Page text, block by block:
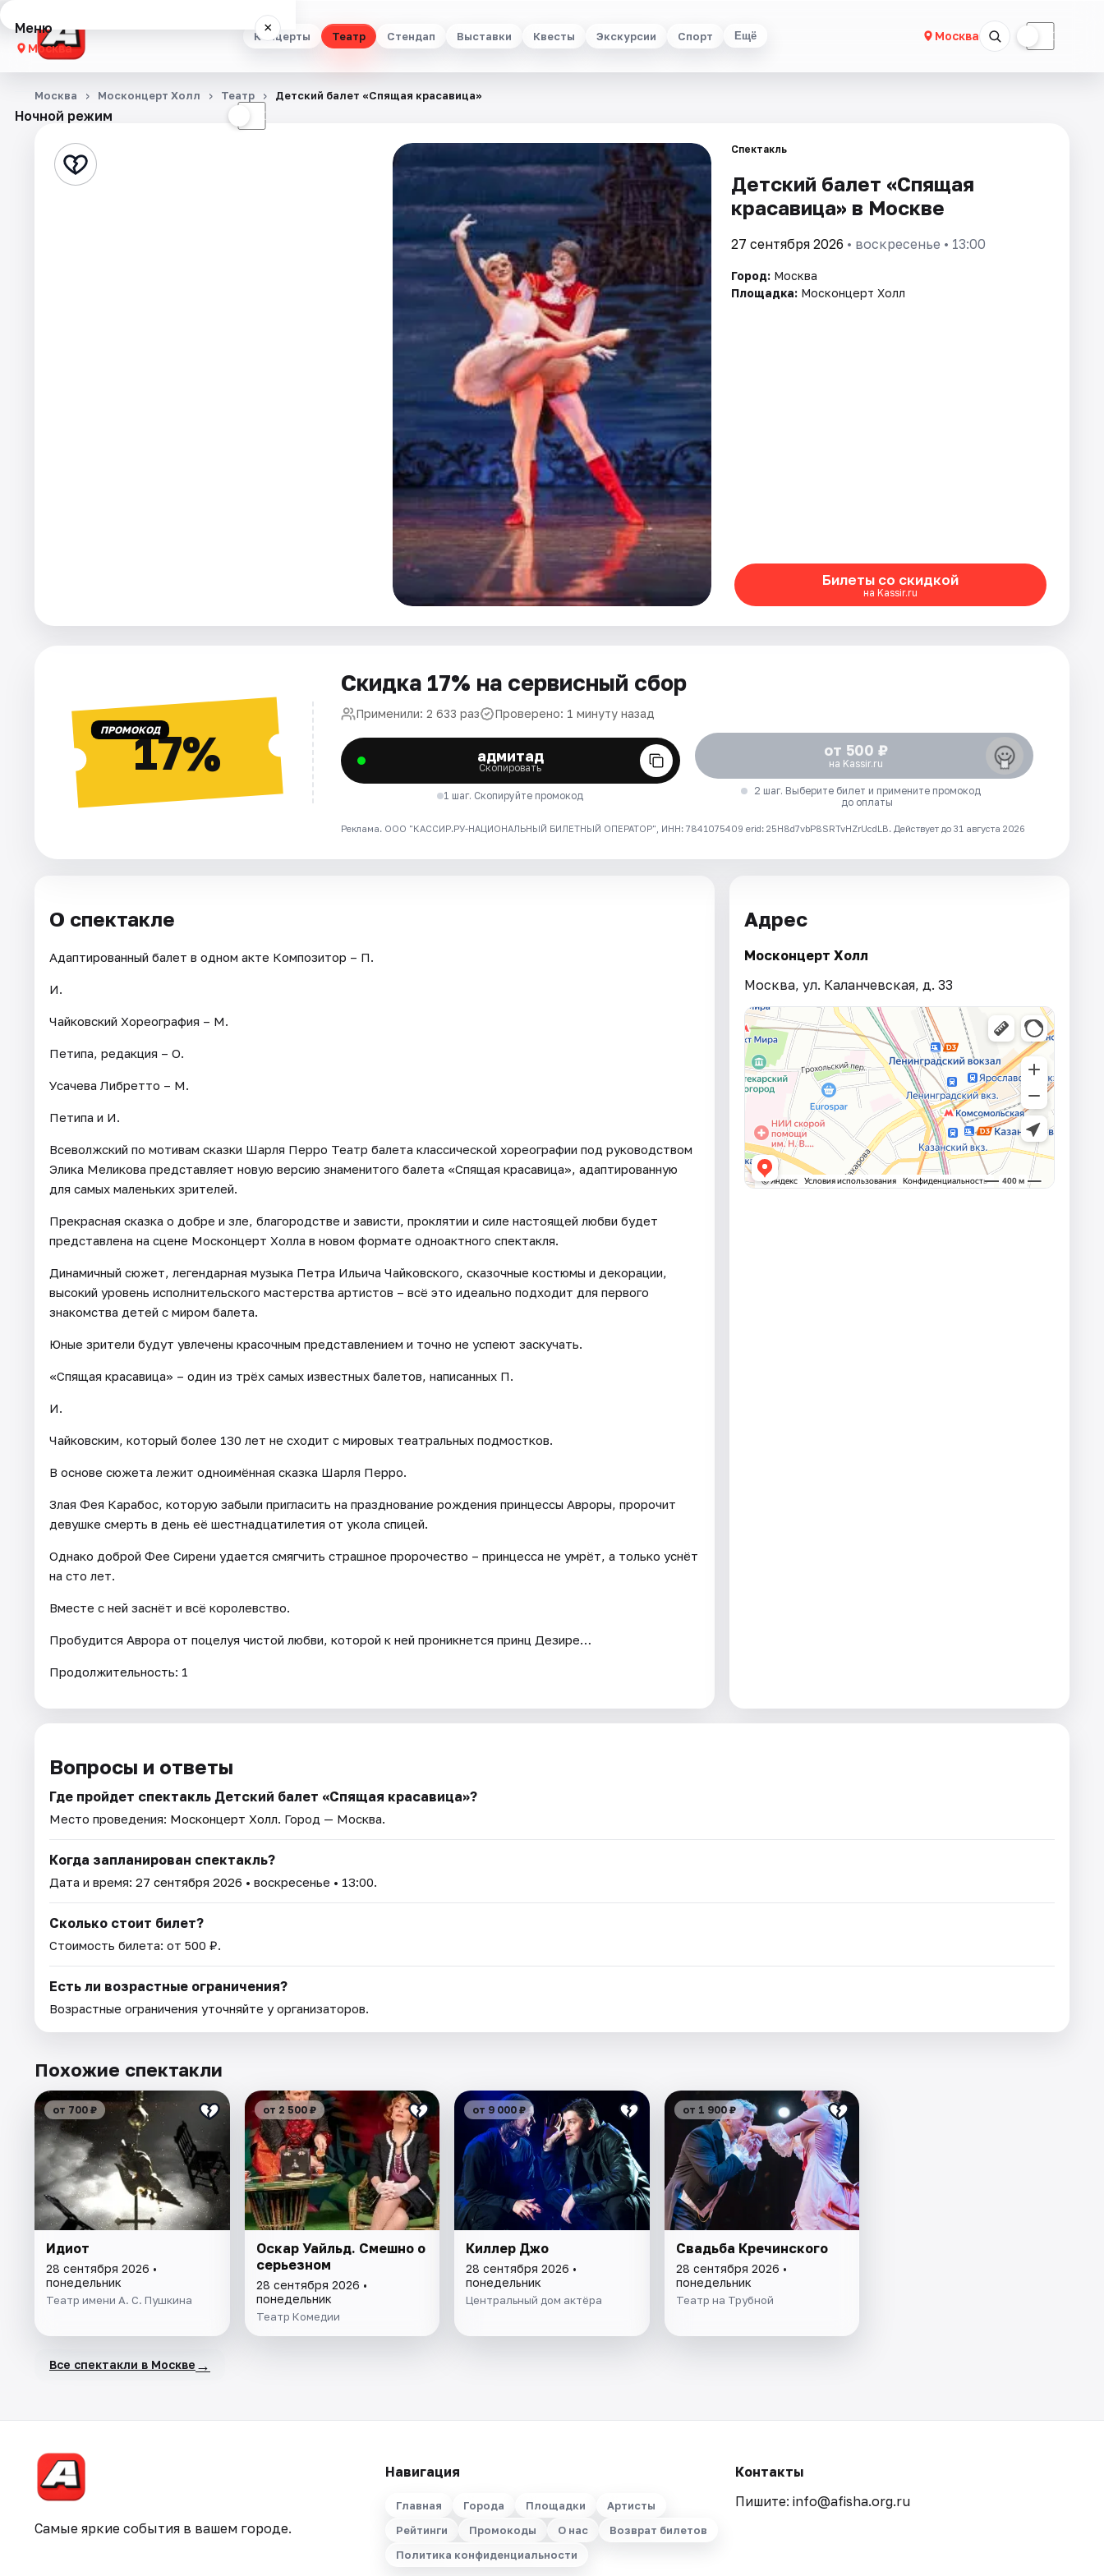
Концерты Театр Стендап Выставки Квесты Экскурсии Спорт Ещё Москва ☾
Меню ×
Москва
Концерты
Стендап
Ночной режим ☾
Москва Москонцерт Холл Театр Детский балет «Спящая красавица»
Спектакль
Детский балет «Спящая
красавица» в Москве
27 сентября 2026 • воскресенье • 13:00
Город: Москва
Площадка: Москонцерт Холл
Билеты со скидкой
на Kassir.ru
ПРОМОКОД17%
Скидка 17% на сервисный сбор
Применили: 2 633 раз Проверено: 1 минуту назад
адмитад
Скопировать
1 шаг. Скопируйте промокод
от 500 ₽
на Kassir.ru
2 шаг. Выберите билет и примените промокод
до оплаты
Реклама. ООО "КАССИР.РУ-НАЦИОНАЛЬНЫЙ БИЛЕТНЫЙ ОПЕРАТОР", ИНН: 7841075409 erid: 25H8d7vbP8SRTvHZrUcdLB. Действует до 31 августа 2026
О спектакле
Адаптированный балет в одном акте Композитор – П.
И.
Чайковский Хореография – М.
Петипа, редакция – О.
Усачева Либретто – М.
Петипа и И.
Всеволжский по мотивам сказки Шарля Перро Театр балета классической хореографии под руководством
Элика Меликова представляет новую версию знаменитого балета «Спящая красавица», адаптированную
для самых маленьких зрителей.
Прекрасная сказка о добре и зле, благородстве и зависти, проклятии и силе настоящей любви будет
представлена на сцене Москонцерт Холла в новом формате одноактного спектакля.
Динамичный сюжет, легендарная музыка Петра Ильича Чайковского, сказочные костюмы и декорации,
высокий уровень исполнительского мастерства артистов – всё это идеально подходит для первого
знакомства детей с миром балета.
Юные зрители будут увлечены красочным представлением и точно не успеют заскучать.
«Спящая красавица» – один из трёх самых известных балетов, написанных П.
И.
Чайковским, который более 130 лет не сходит с мировых театральных подмостков.
В основе сюжета лежит одноимённая сказка Шарля Перро.
Злая Фея Карабос, которую забыли пригласить на празднование рождения принцессы Авроры, пророчит
девушке смерть в день её шестнадцатилетия от укола спицей.
Однако доброй Фее Сирени удается смягчить страшное пророчество – принцесса не умрёт, а только уснёт
на сто лет.
Вместе с ней заснёт и всё королевство.
Пробудится Аврора от поцелуя чистой любви, которой к ней проникнется принц Дезире…
Продолжительность: 1
Адрес
Москонцерт Холл
Москва, ул. Каланчевская, д. 33
Вопросы и ответы
Где пройдет спектакль Детский балет «Спящая красавица»?
Место проведения: Москонцерт Холл. Город — Москва.
Когда запланирован спектакль?
Дата и время: 27 сентября 2026 • воскресенье • 13:00.
Сколько стоит билет?
Стоимость билета: от 500 ₽.
Есть ли возрастные ограничения?
Возрастные ограничения уточняйте у организаторов.
Похожие спектакли
от 700 ₽
Идиот
28 сентября 2026 •
понедельник
Театр имени А. С. Пушкина
от 2 500 ₽
Оскар Уайльд. Смешно о
серьезном
28 сентября 2026 •
понедельник
Театр Комедии
от 9 000 ₽
Киллер Джо
28 сентября 2026 •
понедельник
Центральный дом актёра
от 1 900 ₽
Свадьба Кречинского
28 сентября 2026 •
понедельник
Театр на Трубной
Все спектакли в Москве →
Самые яркие события в вашем городе.
Навигация
Главная Города Площадки
Артисты
Рейтинги
Промокоды О нас
Возврат билетов
Политика конфиденциальности
Контакты
Пишите: info@afisha.org.ru